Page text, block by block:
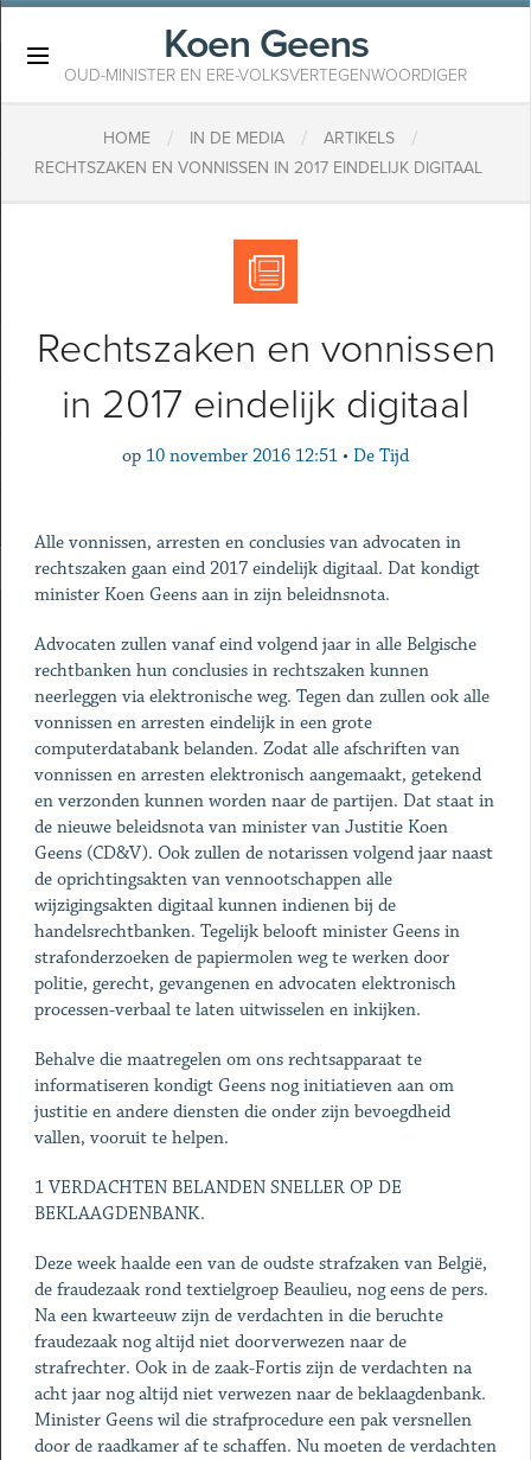
Koen Geens
OUD-MINISTER EN ERE-VOLKSVERTEGENWOORDIGER
HOME / IN DE MEDIA / ARTIKELS /
RECHTSZAKEN EN VONNISSEN IN 2017 EINDELIJK DIGITAAL
Rechtszaken en vonnissen
in 2017 eindelijk digitaal
op 10 november 2016 12:51 • De Tijd
Alle vonnissen, arresten en conclusies van advocaten in
rechtszaken gaan eind 2017 eindelijk digitaal. Dat kondigt
minister Koen Geens aan in zijn beleidnsnota.
Advocaten zullen vanaf eind volgend jaar in alle Belgische
rechtbanken hun conclusies in rechtszaken kunnen
neerleggen via elektronische weg. Tegen dan zullen ook alle
vonnissen en arresten eindelijk in een grote
computerdatabank belanden. Zodat alle afschriften van
vonnissen en arresten elektronisch aangemaakt, getekend
en verzonden kunnen worden naar de partijen. Dat staat in
de nieuwe beleidsnota van minister van Justitie Koen
Geens (CD&V). Ook zullen de notarissen volgend jaar naast
de oprichtingsakten van vennootschappen alle
wijzigingsakten digitaal kunnen indienen bij de
handelsrechtbanken. Tegelijk belooft minister Geens in
strafonderzoeken de papiermolen weg te werken door
politie, gerecht, gevangenen en advocaten elektronisch
processen-verbaal te laten uitwisselen en inkijken.
Behalve die maatregelen om ons rechtsapparaat te
informatiseren kondigt Geens nog initiatieven aan om
justitie en andere diensten die onder zijn bevoegdheid
vallen, vooruit te helpen.
1 VERDACHTEN BELANDEN SNELLER OP DE
BEKLAAGDENBANK.
Deze week haalde een van de oudste strafzaken van België,
de fraudezaak rond textielgroep Beaulieu, nog eens de pers.
Na een kwarteeuw zijn de verdachten in die beruchte
fraudezaak nog altijd niet doorverwezen naar de
strafrechter. Ook in de zaak-Fortis zijn de verdachten na
acht jaar nog altijd niet verwezen naar de beklaagdenbank.
Minister Geens wil die strafprocedure een pak versnellen
door de raadkamer af te schaffen. Nu moeten de verdachten